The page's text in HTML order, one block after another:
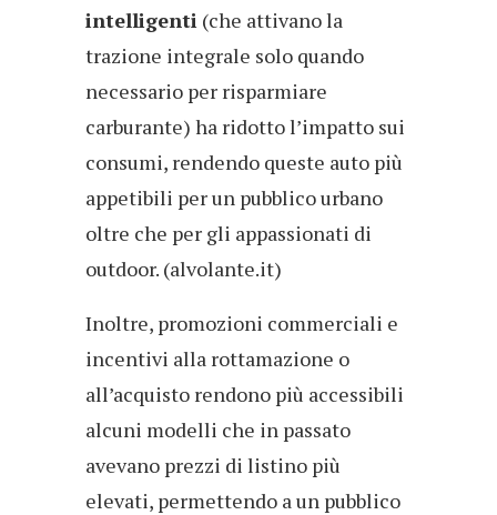
intelligenti (che attivano la
trazione integrale solo quando
necessario per risparmiare
carburante) ha ridotto l’impatto sui
consumi, rendendo queste auto più
appetibili per un pubblico urbano
oltre che per gli appassionati di
outdoor. (alvolante.it)
Inoltre, promozioni commerciali e
incentivi alla rottamazione o
all’acquisto rendono più accessibili
alcuni modelli che in passato
avevano prezzi di listino più
elevati, permettendo a un pubblico